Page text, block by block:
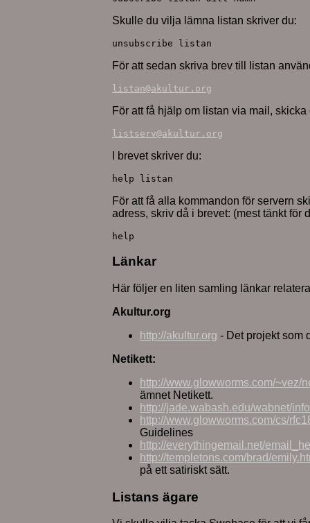
Skulle du vilja lämna listan skriver du:
unsubscribe listan
För att sedan skriva brev till listan
listan@akultur.org
För att få hjälp om listan via mail, skicka
listserv@akultur.org
I brevet skriver du:
help listan
För att få alla kommandon för servern
adress, skriv då i brevet: (mest tänkt för
help
Länkar
Här följer en liten samling länkar
Akultur.org
http://akultur.org - Det projekt som
Netikett:
http://www.glowworms.com/~vez/
ämnet Netikett.
http://jade.wabash.edu/wabnet/
http://www.glowworms.com/cs/
Guidelines
http://everythingemail.net/
http://templetons.com/brad/
på ett satiriskt sätt.
Listans ägare